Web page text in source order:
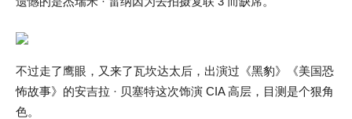
不过走了鹰眼，又来了瓦坎达太后，出演过《黑豹》《美国恐
怖故事》的安吉拉 · 贝塞特这次饰演 CIA 高层，目测是个狠角
色。